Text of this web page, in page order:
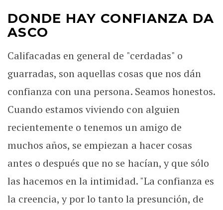
DONDE HAY CONFIANZA DA
ASCO
Califacadas en general de "cerdadas" o
guarradas, son aquellas cosas que nos dán
confianza con una persona. Seamos honestos.
Cuando estamos viviendo con alguien
recientemente o tenemos un amigo de
muchos años, se empiezan a hacer cosas
antes o después que no se hacían, y que sólo
las hacemos en la intimidad. "La confianza es
la creencia, y por lo tanto la presunción, de